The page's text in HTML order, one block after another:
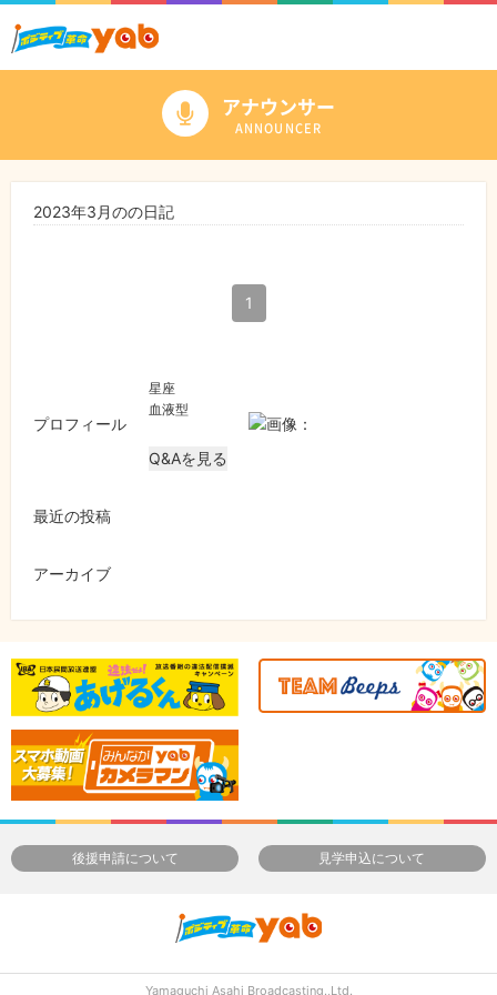
アナウンサー
ANNOUNCER
2023年3月のの日記
1
プロフィール
星座
血液型
Q&Aを見る
最近の投稿
アーカイブ
後援申請について 見学申込について
Yamaguchi Asahi Broadcasting.,Ltd.